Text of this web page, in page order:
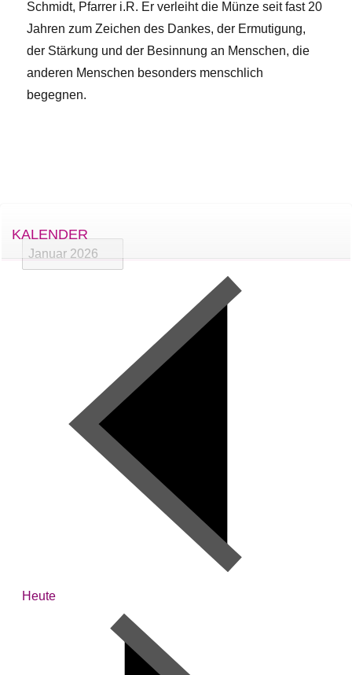
Schmidt, Pfarrer i.R. Er verleiht die Münze seit fast 20
Jahren zum Zeichen des Dankes, der Ermutigung,
der Stärkung und der Besinnung an Menschen, die
anderen Menschen besonders menschlich
begegnen.
KALENDER
Heute